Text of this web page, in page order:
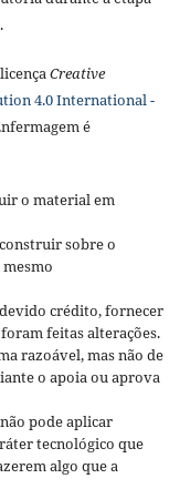
Creative
4.0 International -
é
o material em
sobre o
crédito, fornecer
feitas alterações.
razoável, mas não de
o apoia ou aprova
pode aplicar
tecnológico que
algo que a